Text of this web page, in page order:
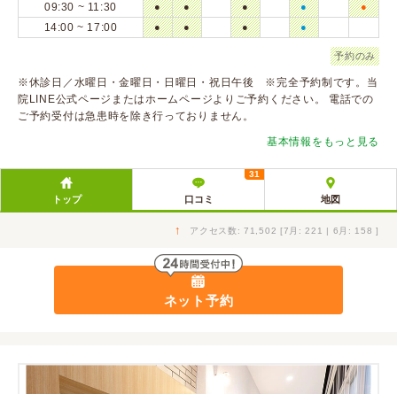
09:30 ~ 11:30
● ● ● ● ●
14:00 ~ 17:00 ● ● ● ●
予約のみ
※休診日／水曜日・金曜日・日曜日・祝日午後 ※完全予約制です。当
院LINE公式ページまたはホームページよりご予約ください。 電話での
ご予約受付は急患時を除き行っておりません。
基本情報をもっと見る
トップ 口コミ
31
地図
↑ アクセス数: 71,502 [7月: 221 | 6月: 158 ]
ネット予約